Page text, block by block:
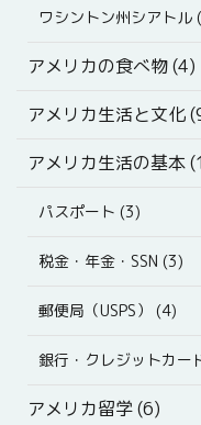
ワシントン州シアトル
アメリカの食べ物 (4)
アメリカ生活と文化
アメリカ生活の基本
パスポート (3)
税金・年金・SSN (3)
郵便局（USPS） (4)
銀行・クレジットカー
アメリカ留学 (6)